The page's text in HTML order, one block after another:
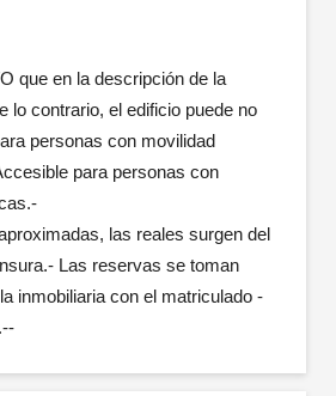
que en la descripción de la
lo contrario, el edificio puede no
personas con movilidad
para personas con
las reales surgen del
Las reservas se toman
inmobiliaria con el matriculado -